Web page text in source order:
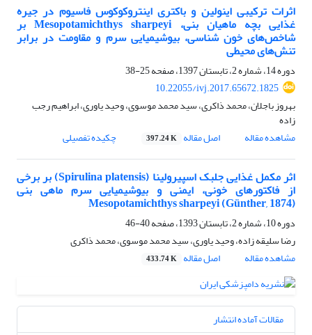
اثرات ترکیبی اینولین و باکتری اینتروکوکوس فاسیوم در جیره
غذایی بچه ماهیان بنی، Mesopotamichthys sharpeyi بر
شاخص‌های خون شناسی، بیوشیمیایی سرم و مقاومت در برابر
تنش‌های محیطی
دوره 14، شماره 2، تابستان 1397، صفحه
25-38
10.22055/ivj.2017.65672.1825
بهروز باجلان، محمد ذاکری، سید محمد موسوی، وحید یاوری، ابراهیم رجب
زاده
مشاهده مقاله
اصل مقاله 397.24 K چکیده تفصیلی
اثر مکمل غذایی جلبک اسپیرولینا (Spirulina platensis) بر برخی
از فاکتورهای خونی، ایمنی و بیوشیمیایی سرم ماهی بنی
Mesopotamichthys sharpeyi (Günther, 1874)
دوره 10، شماره 2، تابستان 1393، صفحه
40-46
رضا سلیقه زاده، وحید یاوری، سید محمد موسوی، محمد ذاکری
مشاهده مقاله
اصل مقاله 433.74 K
مقالات آماده انتشار